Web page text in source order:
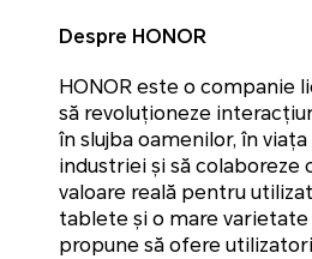
Despre HONOR
HONOR este o companie
să revoluționeze
în slujba oamenilor, în
industriei și să colaboreze
valoare reală pentru
tablete și o mare
propune să ofere